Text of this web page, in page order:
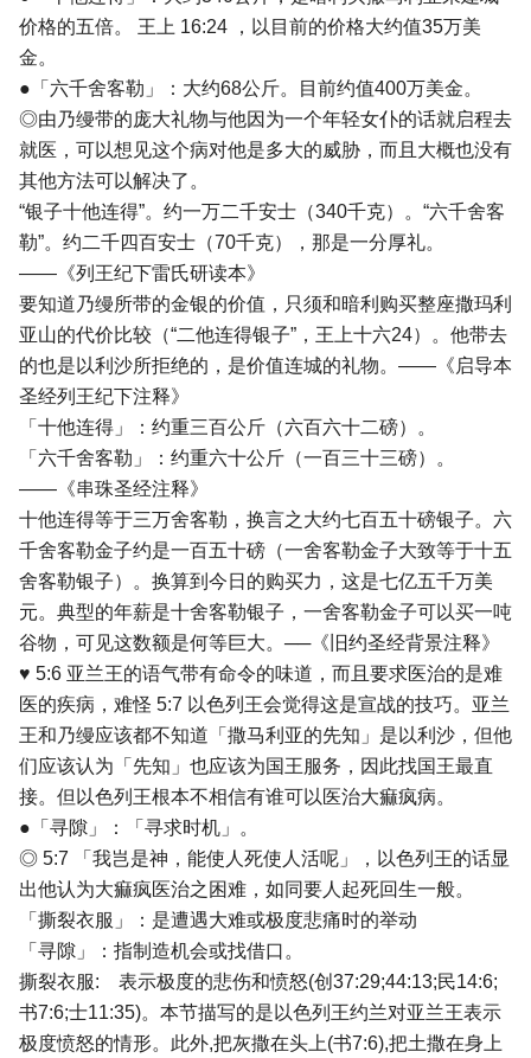
价格的五倍。 王上 16:24 ，以目前的价格大约值35万美
金。
●「六千舍客勒」：大约68公斤。目前约值400万美金。
◎由乃缦带的庞大礼物与他因为一个年轻女仆的话就启程去
就医，可以想见这个病对他是多大的威胁，而且大概也没有
其他方法可以解决了。
“银子十他连得”。约一万二千安士（340千克）。“六千舍客
勒”。约二千四百安士（70千克），那是一分厚礼。
――《列王纪下雷氏研读本》
要知道乃缦所带的金银的价值，只须和暗利购买整座撒玛利
亚山的代价比较（“二他连得银子”，王上十六24）。他带去
的也是以利沙所拒绝的，是价值连城的礼物。――《启导本
圣经列王纪下注释》
「十他连得」：约重三百公斤（六百六十二磅）。
「六千舍客勒」：约重六十公斤（一百三十三磅）。
――《串珠圣经注释》
十他连得等于三万舍客勒，换言之大约七百五十磅银子。六
千舍客勒金子约是一百五十磅（一舍客勒金子大致等于十五
舍客勒银子）。换算到今日的购买力，这是七亿五千万美
元。典型的年薪是十舍客勒银子，一舍客勒金子可以买一吨
谷物，可见这数额是何等巨大。──《旧约圣经背景注释》
♥ 5:6 亚兰王的语气带有命令的味道，而且要求医治的是难
医的疾病，难怪 5:7 以色列王会觉得这是宣战的技巧。亚兰
王和乃缦应该都不知道「撒马利亚的先知」是以利沙，但他
们应该认为「先知」也应该为国王服务，因此找国王最直
接。但以色列王根本不相信有谁可以医治大痲疯病。
●「寻隙」：「寻求时机」。
◎ 5:7 「我岂是神，能使人死使人活呢」，以色列王的话显
出他认为大痲疯医治之困难，如同要人起死回生一般。
「撕裂衣服」：是遭遇大难或极度悲痛时的举动
「寻隙」：指制造机会或找借口。
撕裂衣服: 表示极度的悲伤和愤怒(创37:29;44:13;民14:6;
书7:6;士11:35)。本节描写的是以色列王约兰对亚兰王表示
极度愤怒的情形。此外,把灰撒在头上(书7:6),把土撒在身上